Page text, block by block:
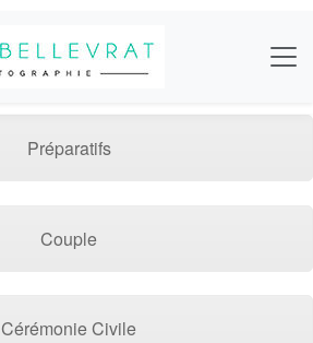
Préparatifs
Couple
Cérémonie Civile